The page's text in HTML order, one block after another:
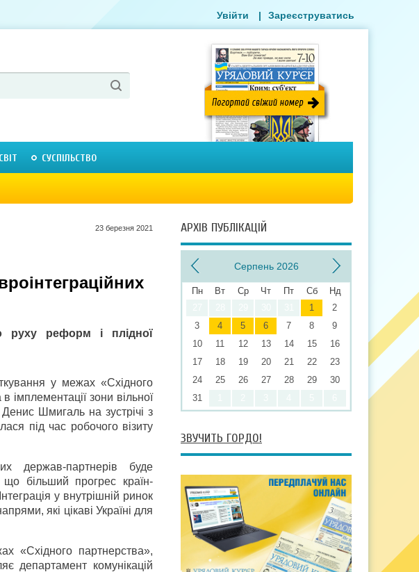
СУСПІЛЬСТВО
Увійти | Зареєструватись
23 березня 2021
руху реформ і плідної
у межах «Східного
зони вільної
Денис Шмигаль на зустрічі з
під час робочого візиту
держав-партнерів буде
більший прогрес країн-
у внутрішній ринок
які цікаві Україні для
«Східного партнерства»,
департамент комунікацій
АРХІВ ПУБЛІКАЦІЙ
Серпень 2026
Пн Вт Ср Чт Пт Сб
Нд
1
2
3
4 5 6 7 8
9
10
11 12 13 14 15
16
17
18 19 20 21 22
23
24
25 26 27 28 29
30
31
ЗВУЧИТЬ ГОРДО!